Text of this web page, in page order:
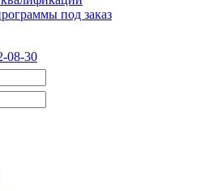
под заказ
08-30